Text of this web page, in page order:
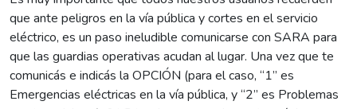
que ante peligros en la vía pública y cortes en el servicio
eléctrico, es un paso ineludible comunicarse con SARA para
que las guardias operativas acudan al lugar. Una vez que te
comunicás e indicás la OPCIÓN (para el caso, “1” es
Emergencias eléctricas en la vía pública, y “2” es Problemas